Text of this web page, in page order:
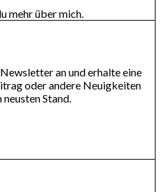
mehr über mich.
an und erhalte eine
oder andere Neuigkeiten
Stand.